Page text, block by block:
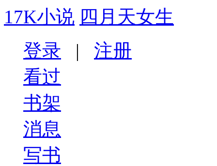
17K小说 四月天女生
登录 | 注册
看过
书架
消息
写书